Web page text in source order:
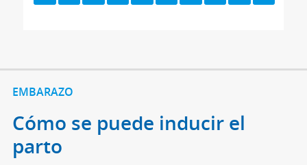
EMBARAZO
Cómo se puede inducir el
parto